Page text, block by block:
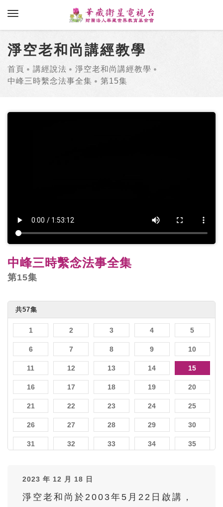
toggle navigation
淨空老和尚講經教學
首頁 講經說法
淨空老和尚講經教學
中峰三時繫念法事全集
第15集
中峰三時繫念法事全集
第15集
共57集
1 2 3 4 5
6 7 8 9 10
11 12 13 14 15
16 17 18 19 20
21 22 23 24 25
26 27 28 29 30
31 32 33 34 35
41 42
46 47 48 49
2023 年 12 月 18 日
淨空老和尚於2003年5月22日啟講，